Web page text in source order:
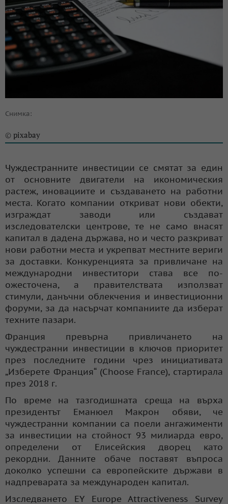
Снимка:
© pixabay
Чуждестранните инвестиции се смятат за един
от основните двигатели на икономическия
растеж, иновациите и създаването на работни
места. Когато компании откриват нови обекти,
изграждат заводи или създават
изследователски центрове, те не само внасят
капитал в дадена държава, но и често разкриват
нови работни места и укрепват местните вериги
за доставки. Конкуренцията за привличане на
международни инвеститори става все по-
ожесточена, а правителствата използват
стимули, данъчни облекчения и инвестиционни
форуми, за да насърчат компаниите да изберат
техните пазари.
Франция превърна привличането на
чуждестранни инвестиции в ключов приоритет
през последните години чрез инициативата
„Изберете Франция“ (Choose France), стартирала
през 2018 г.
По време на тазгодишната среща на върха
президентът Еманюел Макрон обяви, че
чуждестранни компании са поели ангажименти
за инвестиции на стойност 93 милиарда евро,
определени от Елисейския дворец като
рекордни. Данните обаче поставят въпроса
доколко успешни са европейските държави в
надпреварата за международен капитал.
Изследването EY Europe Attractiveness Survey